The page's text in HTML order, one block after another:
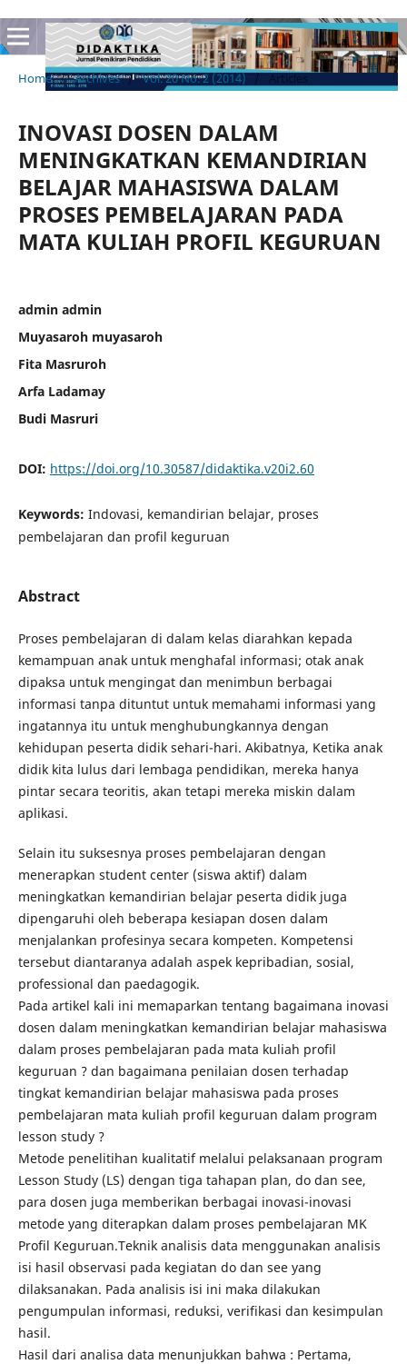
Home / Archives / Vol. 20 No. 2 (2014) / Articles
INOVASI DOSEN DALAM
MENINGKATKAN KEMANDIRIAN
BELAJAR MAHASISWA DALAM
PROSES PEMBELAJARAN PADA
MATA KULIAH PROFIL KEGURUAN
admin admin
Muyasaroh muyasaroh
Fita Masruroh
Arfa Ladamay
Budi Masruri
DOI: https://doi.org/10.30587/didaktika.v20i2.60
Keywords: Indovasi, kemandirian belajar, proses
pembelajaran dan profil keguruan
Abstract
Proses pembelajaran di dalam kelas diarahkan kepada
kemampuan anak untuk menghafal informasi; otak anak
dipaksa untuk mengingat dan menimbun berbagai
informasi tanpa dituntut untuk memahami informasi yang
ingatannya itu untuk menghubungkannya dengan
kehidupan peserta didik sehari-hari. Akibatnya, Ketika anak
didik kita lulus dari lembaga pendidikan, mereka hanya
pintar secara teoritis, akan tetapi mereka miskin dalam
aplikasi.
Selain itu suksesnya proses pembelajaran dengan
menerapkan student center (siswa aktif) dalam
meningkatkan kemandirian belajar peserta didik juga
dipengaruhi oleh beberapa kesiapan dosen dalam
menjalankan profesinya secara kompeten. Kompetensi
tersebut diantaranya adalah aspek kepribadian, sosial,
professional dan paedagogik.
Pada artikel kali ini memaparkan tentang bagaimana inovasi
dosen dalam meningkatkan kemandirian belajar mahasiswa
dalam proses pembelajaran pada mata kuliah profil
keguruan ? dan bagaimana penilaian dosen terhadap
tingkat kemandirian belajar mahasiswa pada proses
pembelajaran mata kuliah profil keguruan dalam program
lesson study ?
Metode penelitihan kualitatif melalui pelaksanaan program
Lesson Study (LS) dengan tiga tahapan plan, do dan see,
para dosen juga memberikan berbagai inovasi-inovasi
metode yang diterapkan dalam proses pembelajaran MK
Profil Keguruan.Teknik analisis data menggunakan analisis
isi hasil observasi pada kegiatan do dan see yang
dilaksanakan. Pada analisis isi ini maka dilakukan
pengumpulan informasi, reduksi, verifikasi dan kesimpulan
hasil.
Hasil dari analisa data menunjukkan bahwa : Pertama,